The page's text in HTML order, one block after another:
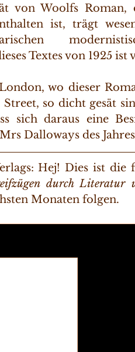
von Woolfs
ist, trägt
Textes von 1925 ist
wo dieser
Street, so dicht gesät
sich daraus eine
Dalloways des
Hej! Dies ist die
durch Literatur
Monaten folgen.